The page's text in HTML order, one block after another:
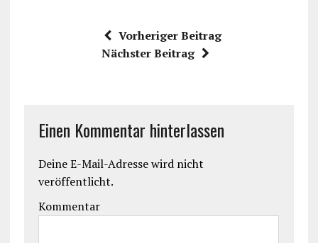
Vorheriger Beitrag
Nächster Beitrag
Einen Kommentar hinterlassen
Deine E-Mail-Adresse wird nicht
veröffentlicht.
Kommentar